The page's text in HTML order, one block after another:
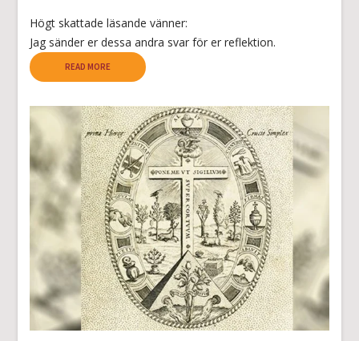
Högt skattade läsande vänner:
Jag sänder er dessa andra svar för er reflektion.
READ MORE